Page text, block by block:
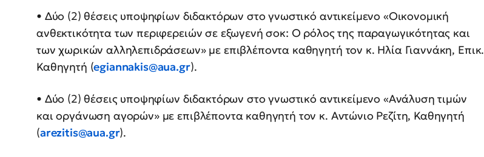
• Δύο (2) θέσεις υποψηφίων διδακτόρων στο γνωστικό αντικείμενο «Οικονομική
ανθεκτικότητα των περιφερειών σε εξωγενή σοκ: Ο ρόλος της παραγωγικότητας και
των χωρικών αλληλεπιδράσεων» με επιβλέποντα καθηγητή τον κ. Ηλία Γιαννάκη, Επικ.
Καθηγητή (egiannakis@aua.gr).
• Δύο (2) θέσεις υποψηφίων διδακτόρων στο γνωστικό αντικείμενο «Ανάλυση τιμών
και οργάνωση αγορών» με επιβλέποντα καθηγητή τον κ. Αντώνιο Ρεζίτη, Καθηγητή
(arezitis@aua.gr).